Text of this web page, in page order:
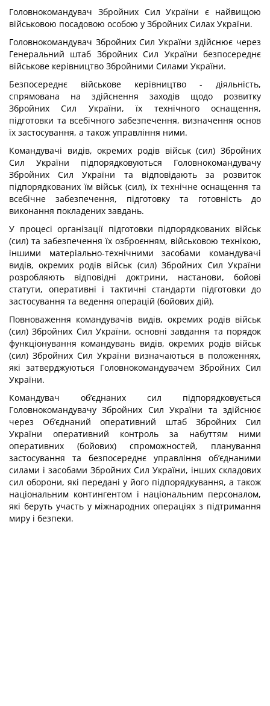
Головнокомандувач Збройних Сил України є найвищою
військовою посадовою особою у Збройних Силах України.
Головнокомандувач Збройних Сил України здійснює через
Генеральний штаб Збройних Сил України безпосереднє
військове керівництво Збройними Силами України.
Безпосереднє військове керівництво - діяльність,
спрямована на здійснення заходів щодо розвитку
Збройних Сил України, їх технічного оснащення,
підготовки та всебічного забезпечення, визначення основ
їх застосування, а також управління ними.
Командувачі видів, окремих родів військ (сил) Збройних
Сил України підпорядковуються Головнокомандувачу
Збройних Сил України та відповідають за розвиток
підпорядкованих їм військ (сил), їх технічне оснащення та
всебічне забезпечення, підготовку та готовність до
виконання покладених завдань.
У процесі організації підготовки підпорядкованих військ
(сил) та забезпечення їх озброєнням, військовою технікою,
іншими матеріально-технічними засобами командувачі
видів, окремих родів військ (сил) Збройних Сил України
розробляють відповідні доктрини, настанови, бойові
статути, оперативні і тактичні стандарти підготовки до
застосування та ведення операцій (бойових дій).
Повноваження командувачів видів, окремих родів військ
(сил) Збройних Сил України, основні завдання та порядок
функціонування командувань видів, окремих родів військ
(сил) Збройних Сил України визначаються в положеннях,
які затверджуються Головнокомандувачем Збройних Сил
України.
Командувач об’єднаних сил підпорядковується
Головнокомандувачу Збройних Сил України та здійснює
через Об’єднаний оперативний штаб Збройних Сил
України оперативний контроль за набуттям ними
оперативних (бойових) спроможностей, планування
застосування та безпосереднє управління об’єднаними
силами і засобами Збройних Сил України, інших складових
сил оборони, які передані у його підпорядкування, а також
національним контингентом і національним персоналом,
які беруть участь у міжнародних операціях з підтримання
миру і безпеки.